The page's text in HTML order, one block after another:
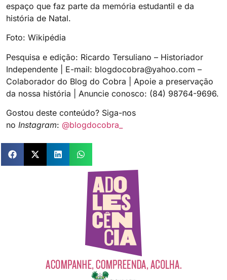
espaço que faz parte da memória estudantil e da
história de Natal.
Foto: Wikipédia
Pesquisa e edição: Ricardo Tersuliano – Historiador
Independente | E-mail: blogdocobra@yahoo.com –
Colaborador do Blog do Cobra | Apoie a preservação
da nossa história | Anuncie conosco: (84) 98764-9696.
Gostou deste conteúdo? Siga-nos
no Instagram: @blogdocobra_